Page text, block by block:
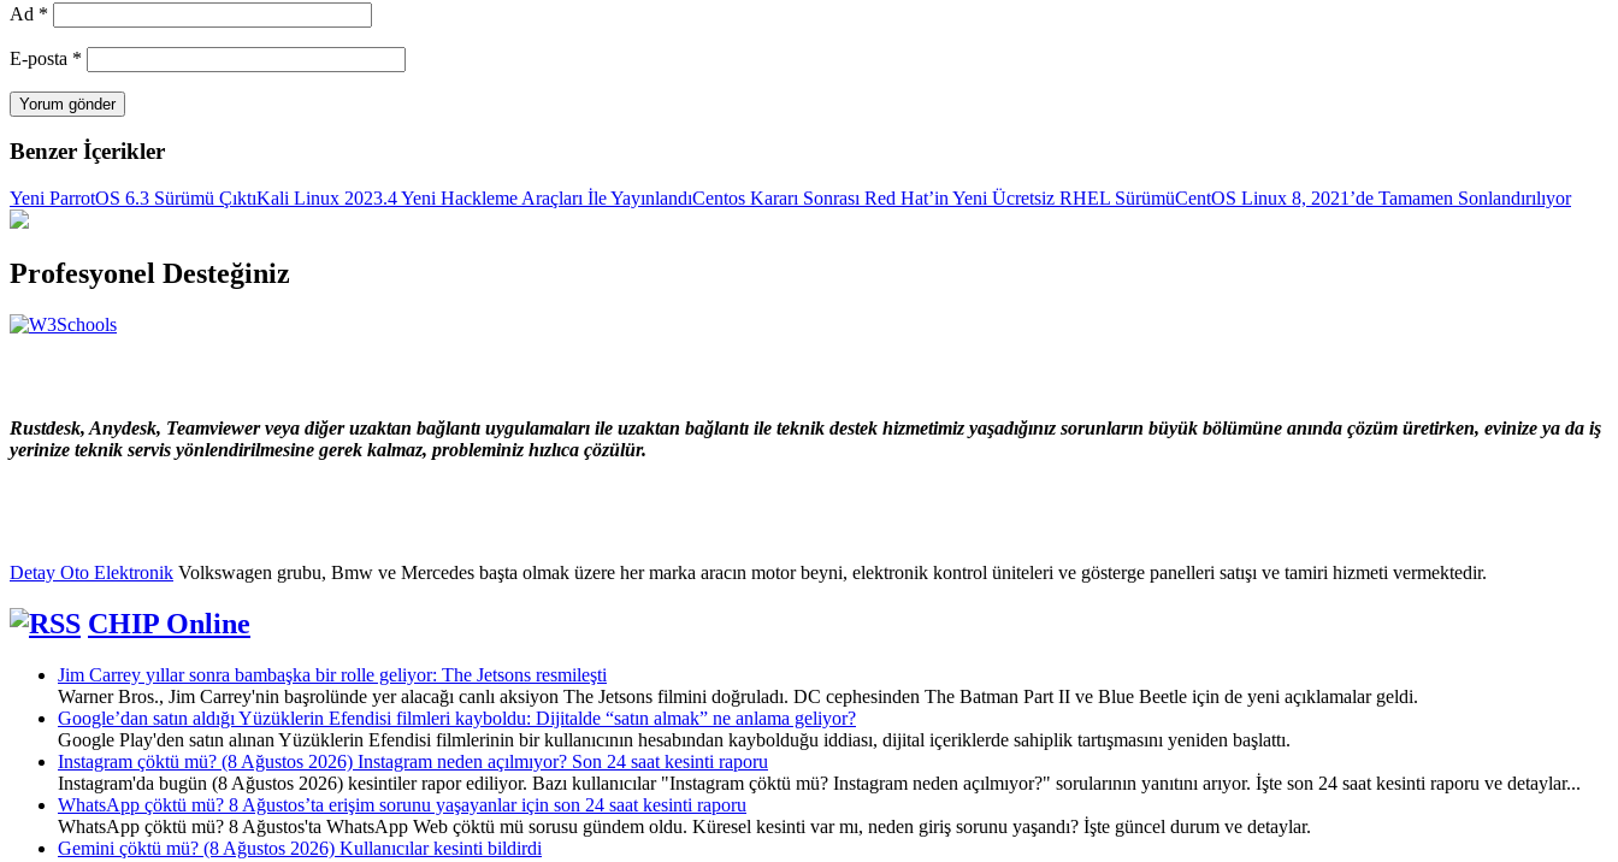
Ad *
E-posta *
Benzer İçerikler
Yeni ParrotOS 6.3 Sürümü ÇıktıKali Linux 2023.4 Yeni Hackleme Araçları İle YayınlandıCentos Kararı Sonrası Red Hat’in Yeni Ücretsiz RHEL SürümüCentOS Linux 8, 2021’de Tamamen Sonlandırılıyor
Profesyonel Desteğiniz
Rustdesk, Anydesk, Teamviewer veya diğer uzaktan bağlantı uygulamaları ile uzaktan bağlantı ile teknik destek hizmetimiz yaşadığınız sorunların büyük bölümüne anında çözüm üretirken, evinize ya da iş
yerinize teknik servis yönlendirilmesine gerek kalmaz, probleminiz hızlıca çözülür.
Detay Oto Elektronik Volkswagen grubu, Bmw ve Mercedes başta olmak üzere her marka aracın motor beyni, elektronik kontrol üniteleri ve gösterge panelleri satışı ve tamiri hizmeti vermektedir.
CHIP Online
Jim Carrey yıllar sonra bambaşka bir rolle geliyor: The Jetsons resmileşti
Warner Bros., Jim Carrey'nin başrolünde yer alacağı canlı aksiyon The Jetsons filmini doğruladı. DC cephesinden The Batman Part II ve Blue Beetle için de yeni açıklamalar geldi.
Google’dan satın aldığı Yüzüklerin Efendisi filmleri kayboldu: Dijitalde “satın almak” ne anlama geliyor?
Google Play'den satın alınan Yüzüklerin Efendisi filmlerinin bir kullanıcının hesabından kaybolduğu iddiası, dijital içeriklerde sahiplik tartışmasını yeniden başlattı.
Instagram çöktü mü? (8 Ağustos 2026) Instagram neden açılmıyor? Son 24 saat kesinti raporu
Instagram'da bugün (8 Ağustos 2026) kesintiler rapor ediliyor. Bazı kullanıcılar "Instagram çöktü mü? Instagram neden açılmıyor?" sorularının yanıtını arıyor. İşte son 24 saat kesinti raporu ve detaylar...
WhatsApp çöktü mü? 8 Ağustos’ta erişim sorunu yaşayanlar için son 24 saat kesinti raporu
WhatsApp çöktü mü? 8 Ağustos'ta WhatsApp Web çöktü mü sorusu gündem oldu. Küresel kesinti var mı, neden giriş sorunu yaşandı? İşte güncel durum ve detaylar.
Gemini çöktü mü? (8 Ağustos 2026) Kullanıcılar kesinti bildirdi